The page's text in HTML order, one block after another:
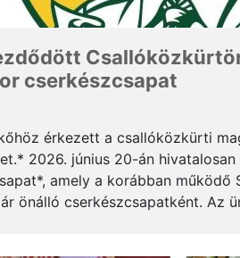
cserkészcsapat
érkezett a csallóközkürti
2026. június 20-án
amely a korábban működő
önálló cserkészcsapatként. Az